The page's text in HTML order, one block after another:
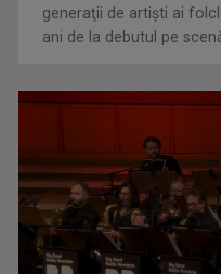
De peste 160 de ani în
„Societății” din ...
generaţii de artişti ai
ani de la debutul pe